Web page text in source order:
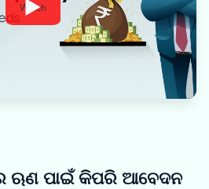
Watch
ଋଣ ପାଇଁ କିପରି ଆବେଦନ